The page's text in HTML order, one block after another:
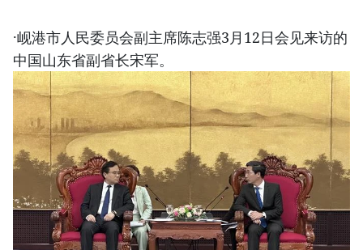
·岘港市人民委员会副主席陈志强3月12日会见来访的
中国山东省副省长宋军。